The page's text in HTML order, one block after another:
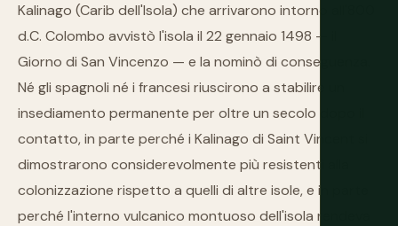
Kalinago (Carib dell'Isola) che arrivarono intorno all'800
d.C. Colombo avvistò l'isola il 22 gennaio 1498 — il
Giorno di San Vincenzo — e la nominò di conseguenza.
Né gli spagnoli né i francesi riuscirono a stabilire un
insediamento permanente per oltre un secolo dopo il
contatto, in parte perché i Kalinago di Saint Vincent si
dimostrarono considerevolmente più resistenti alla
colonizzazione rispetto a quelli di altre isole, e in parte
perché l'interno vulcanico montuoso dell'isola rendeva